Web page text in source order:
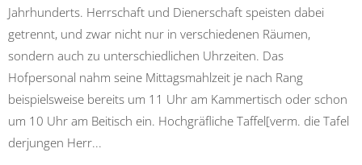
Jahrhunderts. Herrschaft und Dienerschaft speisten dabei
getrennt, und zwar nicht nur in verschiedenen Räumen,
sondern auch zu unterschiedlichen Uhrzeiten. Das
Hofpersonal nahm seine Mittagsmahlzeit je nach Rang
beispielsweise bereits um 11 Uhr am Kammertisch oder schon
um 10 Uhr am Beitisch ein. Hochgräfliche Taffel[verm. die Tafel
derjungen Herr...